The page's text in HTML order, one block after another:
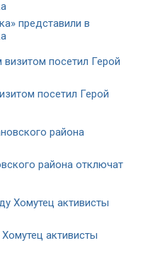
представили в
посетил Герой
района отключат
активисты